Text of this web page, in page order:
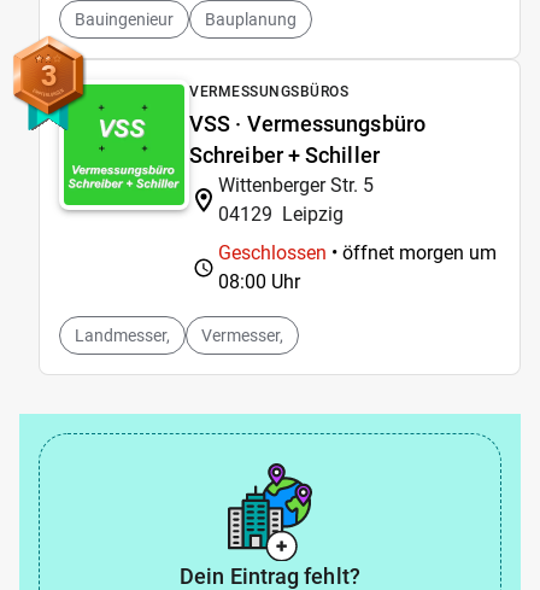
Bauingenieur Bauplanung
3 VERMESSUNGSBÜROS
VSS · Vermessungsbüro
Schreiber + Schiller
Wittenberger Str. 5
04129 Leipzig
Geschlossen • öffnet morgen um
08:00 Uhr
Landmesser, Vermesser,
Dein Eintrag fehlt?